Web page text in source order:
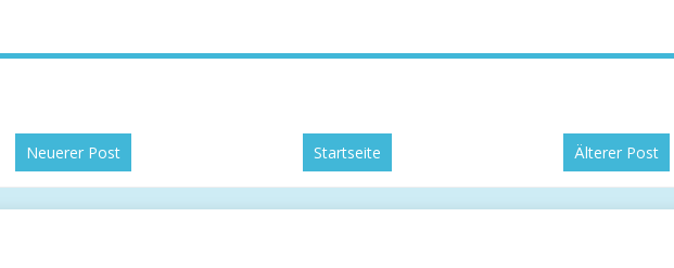
Neuerer Post Älterer Post
Startseite